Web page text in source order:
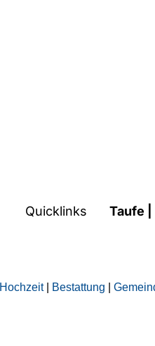
Quicklinks Taufe |
Hochzeit| Bestattung